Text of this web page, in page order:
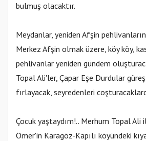
bulmuş olacaktır.
Meydanlar, yeniden Afşin
Merkez Afşin olmak üzere, köy köy,
pehlivanlar yeniden gündem
Topal Ali'ler, Çapar Eşe Durdular
fırlayacak, seyredenleri
Çocuk yaştaydım!.. Merhum Topal Ali
Ömer'in Karagöz-Kapılı köyündeki